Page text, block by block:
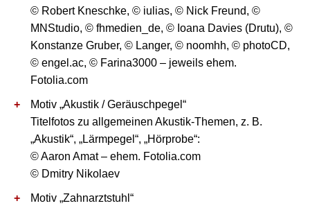
© Robert Kneschke, © iulias, © Nick Freund, ©
MNStudio, © fhmedien_de, © Ioana Davies (Drutu), ©
Konstanze Gruber, © Langer, © noomhh, © photoCD,
© engel.ac, © Farina3000 – jeweils ehem.
Fotolia.com
Motiv „Akustik / Geräuschpegel“
Titelfotos zu allgemeinen Akustik-Themen, z. B.
„Akustik“, „Lärmpegel“, „Hörprobe“:
© Aaron Amat – ehem. Fotolia.com
© Dmitry Nikolaev
Motiv „Zahnarztstuhl“